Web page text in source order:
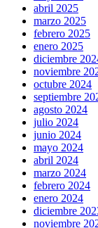
abril 2025
marzo 2025
febrero 2025
enero 2025
diciembre
noviembre
octubre 2024
septiembre
agosto 2024
julio 2024
junio 2024
mayo 2024
abril 2024
marzo 2024
febrero 2024
enero 2024
diciembre
noviembre